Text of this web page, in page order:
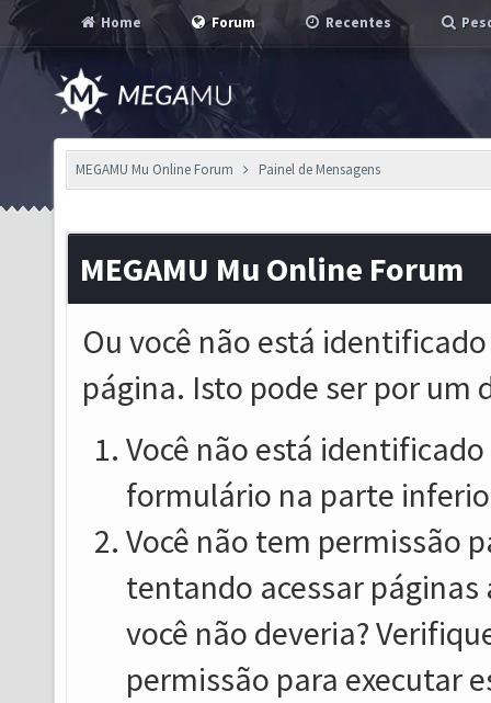
Home Forum Recentes
MEGAMU Mu Online Forum Painel de Mensagens
MEGAMU Mu Online Forum
Ou você não está
página. Isto pode ser por um
Você não está
formulário na parte
Você não tem permissão
tentando acessar
você não deveria?
permissão para executar